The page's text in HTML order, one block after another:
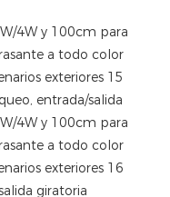
entrada/salida
giratoria